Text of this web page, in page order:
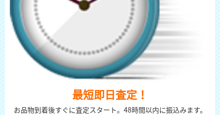
最短即日査定！
お品物到着後すぐに査定スタート。48時間以内に振込みます。